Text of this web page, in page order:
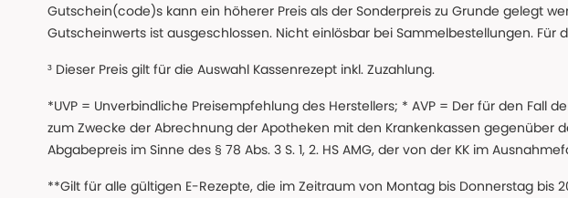
Gutschein(code)s kann ein höherer Preis als der Sonderpreis zu Grunde gelegt
Gutscheinwerts ist ausgeschlossen. Nicht einlösbar bei Sammelbestellungen.
³ Dieser Preis gilt für die Auswahl Kassenrezept inkl. Zuzahlung.
*UVP = Unverbindliche Preisempfehlung des Herstellers; * AVP = Der für den
zum Zwecke der Abrechnung der Apotheken mit den Krankenkassen gegenüber
Abgabepreis im Sinne des § 78 Abs. 3 S. 1, 2. HS AMG, der von der KK im
**Gilt für alle gültigen E-Rezepte, die im Zeitraum von Montag bis Donnerstag bis